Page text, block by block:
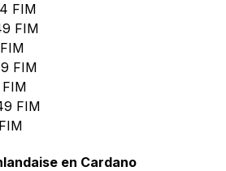
FIM
FIM
FIM
FIM
FIM
FIM
FIM
en Cardano